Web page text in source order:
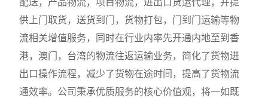
配送，产品物流，项目物流，进出口货运代理，并提
供上门取货，送货到门，货物打包，门到门运输等物
流相关增值服务，同时在行业内率先开通内地至到香
港，澳门，台湾的物流往返运输业务，简化了货物进
出口操作流程，减少了货物在途时间，提高了货物流
通效率。公司秉承优质服务的核心价值观，将一如既